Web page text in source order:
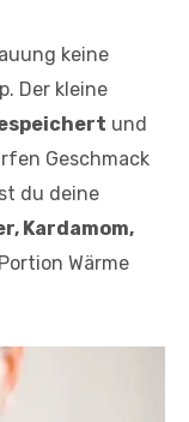
keine
Der kleine
und
Geschmack
du deine
Kardamom,
Wärme